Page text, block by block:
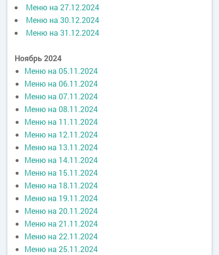
Меню на 27.12.2024
Меню на 30.12.2024
Меню на 31.12.2024
Ноябрь 2024
Меню на 05.11.2024
Меню на 06.11.2024
Меню на 07.11.2024
Меню на 08.11.2024
Меню на 11.11.2024
Меню на 12.11.2024
Меню на 13.11.2024
Меню на 14.11.2024
Меню на 15.11.2024
Меню на 18.11.2024
Меню на 19.11.2024
Меню на 20.11.2024
Меню на 21.11.2024
Меню на 22.11.2024
Меню на 25.11.2024